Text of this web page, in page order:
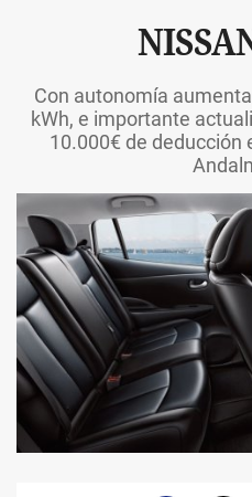
Con autonomía
kWh, e importante
10.000€ de deducción